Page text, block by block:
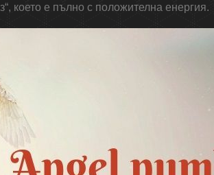
което е пълно с положителна енергия.